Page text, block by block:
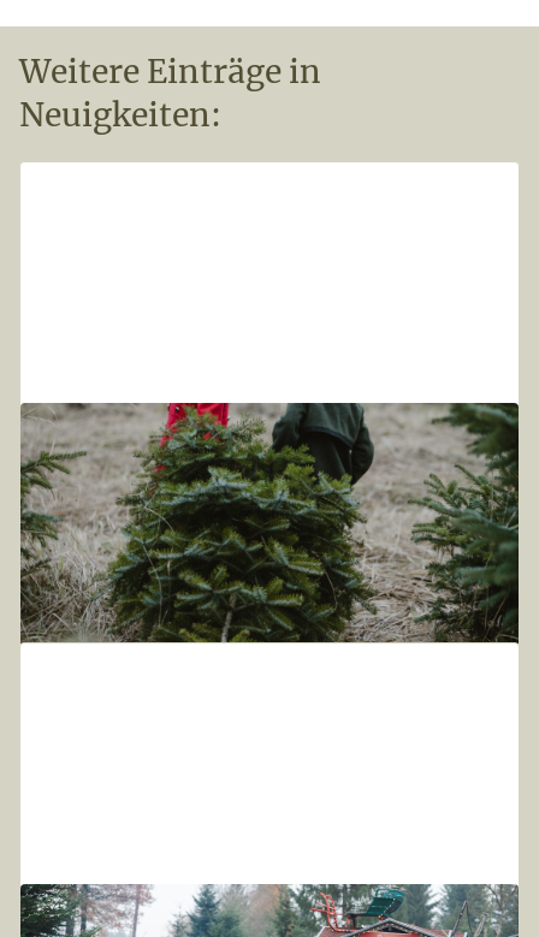
Weitere Einträge in
Neuigkeiten:
11 11 2024
Zertifikate unserer Christbäume
Wir erfüllen die Standards für "Geprüfte Qualität -
Bayern" und sind seit 2023 Bio - Betrieb in Umstellung.
Ab 2026 tragen unsere Christbäume das EU-Bio-Siegel -
nachhaltig, regional, hochwertig!
07.07.2023